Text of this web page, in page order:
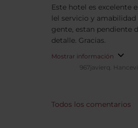
Este hotel es excelente
lel servicio y amabilidad
gente, estan pendiente
detalle. Gracias.
Mostrar información
967javierq.
Todos los comentarios